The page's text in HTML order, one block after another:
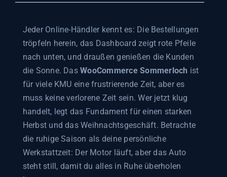
Jeder Online-Händler kennt es: Die Bestellungen
tröpfeln herein, das Dashboard zeigt rote Pfeile
nach unten, und draußen genießen die Kunden
die Sonne. DasWooCommerce Sommerloch ist
für viele KMU eine frustrierende Zeit, aber es
muss keine verlorene Zeit sein. Wer jetzt klug
handelt, legt das Fundament für einen starken
Herbst und das Weihnachtsgeschäft. Betrachte
die ruhige Saison als deine persönliche
Werkstattzeit: Der Motor läuft, aber das Auto
steht still, damit du alles in Ruhe überholen